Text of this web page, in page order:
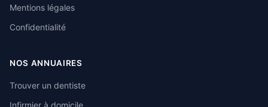
Mentions légales
Confidentialité
NOS ANNUAIRES
Trouver un dentiste